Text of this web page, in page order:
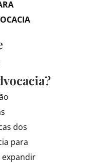
dos
para